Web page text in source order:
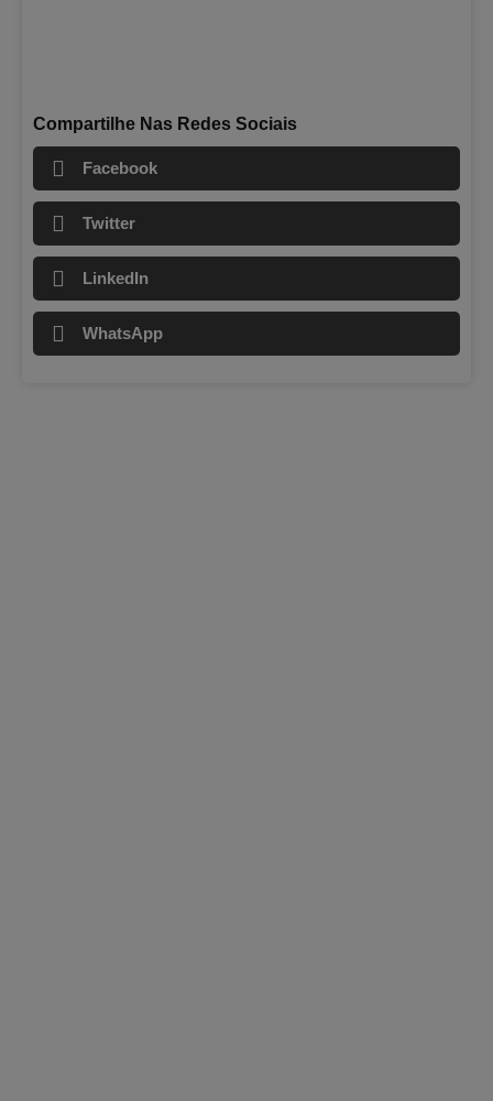
Compartilhe Nas Redes Sociais
Facebook
Twitter
LinkedIn
WhatsApp